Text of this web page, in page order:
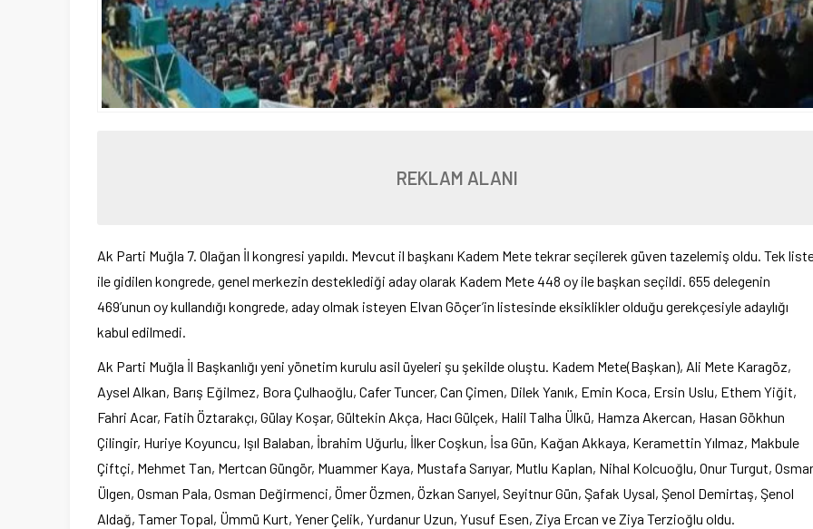
REKLAM ALANI
Ak Parti Muğla 7. Olağan İl kongresi yapıldı. Mevcut il başkanı Kadem Mete tekrar seçilerek güven tazelemiş oldu. Tek
ile gidilen kongrede, genel merkezin desteklediği aday olarak Kadem Mete 448 oy ile başkan seçildi. 655 delegenin
469’unun oy kullandığı kongrede, aday olmak isteyen Elvan Göçer’in listesinde eksiklikler olduğu gerekçesiyle adaylığı
kabul edilmedi.
Ak Parti Muğla İl Başkanlığı yeni yönetim kurulu asil üyeleri şu şekilde oluştu. Kadem Mete(Başkan), Ali Mete Karagöz,
Aysel Alkan, Barış Eğilmez, Bora Çulhaoğlu, Cafer Tuncer, Can Çimen, Dilek Yanık, Emin Koca, Ersin Uslu, Ethem Yiğit,
Fahri Acar, Fatih Öztarakçı, Gülay Koşar, Gültekin Akça, Hacı Gülçek, Halil Talha Ülkü, Hamza Akercan, Hasan Gökhun
Çilingir, Huriye Koyuncu, Işıl Balaban, İbrahim Uğurlu, İlker Coşkun, İsa Gün, Kağan Akkaya, Keramettin Yılmaz, Makbule
Çiftçi, Mehmet Tan, Mertcan Güngör, Muammer Kaya, Mustafa Sarıyar, Mutlu Kaplan, Nihal Kolcuoğlu, Onur Turgut,
Ülgen, Osman Pala, Osman Değirmenci, Ömer Özmen, Özkan Sarıyel, Seyitnur Gün, Şafak Uysal, Şenol Demirtaş, Şenol
Aldağ, Tamer Topal, Ümmü Kurt, Yener Çelik, Yurdanur Uzun, Yusuf Esen, Ziya Ercan ve Ziya Terzioğlu oldu.